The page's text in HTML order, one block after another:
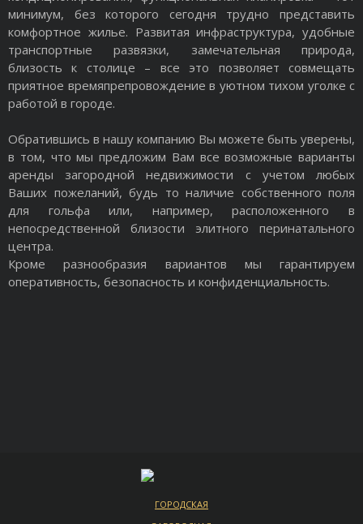
минимум, без которого сегодня трудно представить
комфортное жилье. Развитая инфраструктура, удобные
транспортные развязки, замечательная природа,
близость к столице – все это позволяет совмещать
приятное времяпрепровождение в уютном тихом уголке с
работой в городе.
Обратившись в нашу компанию Вы можете быть уверены,
в том, что мы предложим Вам все возможные варианты
аренды загородной недвижимости с учетом любых
Ваших пожеланий, будь то наличие собственного поля
для гольфа или, например, расположенного в
непосредственной близости элитного перинатального
центра.
Кроме разнообразия вариантов мы гарантируем
оперативность, безопасность и конфиденциальность.
ГОРОДСКАЯ